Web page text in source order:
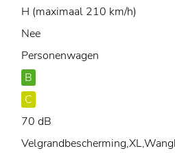
H (maximaal 210 km/h)
Nee
Personenwagen
B
C
70 dB